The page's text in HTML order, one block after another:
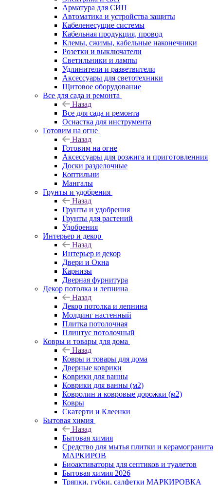
Арматура для СИП
Автоматика и устройства защиты
Кабеленесущие системы
Кабельная продукция, провод
Клемы, сжимы, кабельные наконечники
Розетки и выключатели
Светильники и лампы
Удлинители и разветвители
Аксессуары для светотехники
Щитовое оборудование
Все для сада и ремонта
Назад
Все для сада и ремонта
Оснастка для инструмента
Готовим на огне
Назад
Готовим на огне
Аксессуары для розжига и приготовленния
Доски разделочные
Коптильни
Мангалы
Грунты и удобрения
Назад
Грунты и удобрения
Грунты для растений
Удобрения
Интерьер и декор
Назад
Интерьер и декор
Двери и Окна
Карнизы
Дверная фурнитура
Декор потолка и лепнина
Назад
Декор потолка и лепнина
Молдинг настенный
Плитка потолочная
Плинтус потолочный
Ковры и товары для дома
Назад
Ковры и товары для дома
Дверные коврики
Коврики для ванны
Коврики для ванны (м2)
Ковролин и ковровые дорожки (м2)
Ковры
Скатерти и Клеенки
Бытовая химия
Назад
Бытовая химия
Средство для мытья плитки и керамогранита
МАРКИРОВ
Биоактиваторы для септиков и туалетов
Бытовая химия 2026
Тряпки, губки, салфетки МАРКИРОВКА